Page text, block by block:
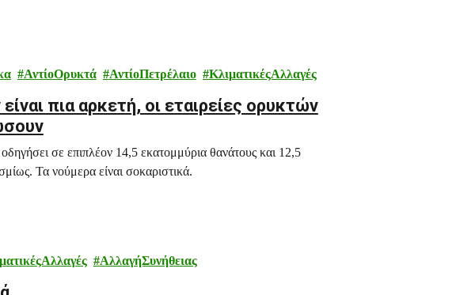
ΑντίοΟρυκτά ΑντίοΠετρέλαιο ΚλιματικέςΑλλαγές
πια αρκετή, οι εταιρείες ορυκτών
σε επιπλέον 14,5 εκατομμύρια θανάτους και 12,5
Τα νούμερα είναι σοκαριστικά.
ΑλλαγήΣυνήθειας